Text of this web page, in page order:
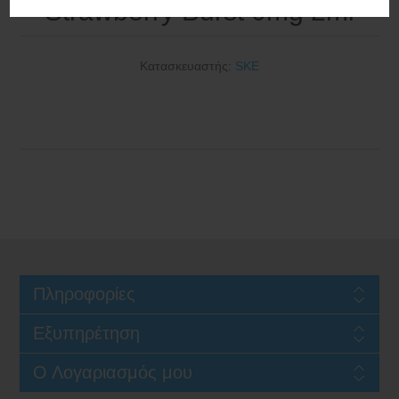
Strawberry Burst 0mg 2ml
Κατασκευαστής: SKE
Πληροφορίες
Εξυπηρέτηση
Ο Λογαριασμός μου